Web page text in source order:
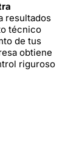
resultados
técnico
de tus
obtiene
riguroso